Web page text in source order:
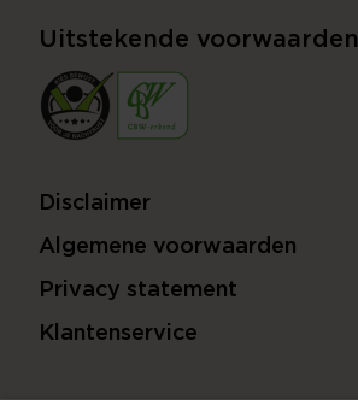
Uitstekende voorwaarden
Disclaimer
Algemene voorwaarden
Privacy statement
Klantenservice